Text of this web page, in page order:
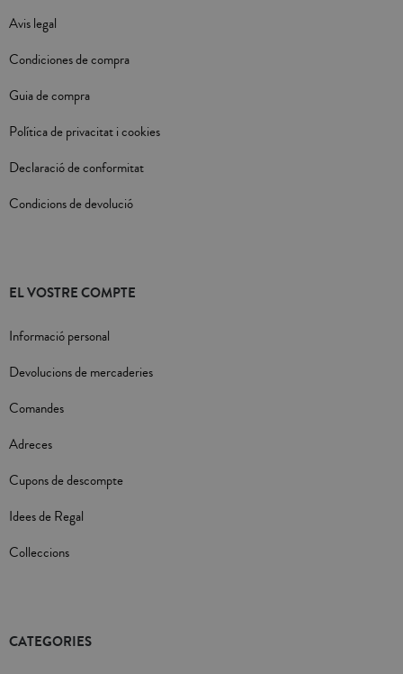
Avis legal
Condiciones de compra
Guia de compra
Política de privacitat i cookies
Declaració de conformitat
Condicions de devolució
EL VOSTRE COMPTE
Informació personal
Devolucions de mercaderies
Comandes
Adreces
Cupons de descompte
Idees de Regal
Colleccions
CATEGORIES